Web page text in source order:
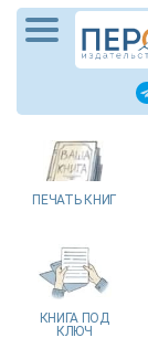
ПЕЧАТЬ КНИГ
КНИГА ПОД
КЛЮЧ